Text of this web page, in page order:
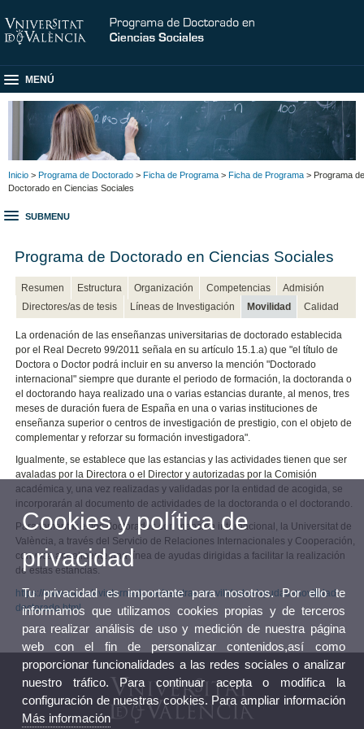
MENÚ
Inicio > Programa de Doctorado > Ficha de Programa > Ficha de Programa > Programa de
Doctorado en Ciencias Sociales
SUBMENU
Programa de Doctorado en Ciencias Sociales
Resumen Estructura Organización Competencias
Admisión
Directores/as de tesis
Líneas de Investigación Movilidad Calidad
La ordenación de las enseñanzas universitarias de doctorado establecida
por el Real Decreto 99/2011 señala en su artículo 15.1.a) que "el título de
Doctora o Doctor podrá incluir en su anverso la mención "Doctorado
internacional" siempre que durante el periodo de formación, la doctoranda o
el doctorando haya realizado una o varias estancias durante, al menos, tres
meses de duración fuera de España en una o varias instituciones de
enseñanza superior o centros de investigación de prestigio, con el objeto de
complementar y reforzar su formación investigadora".
Igualmente, se establece que las estancias y las actividades tienen que ser
avaladas por la Directora o el Director y autorizadas por la Comisión
académica y, una vez realizadas y validadas por la entidad de acogida, se
incorporarán al documento de actividades de la doctoranda o el doctorando.
Para fomentar estos doctorados con mención internacional, la Universitat de
València, a través del Servicio de Relaciones Internacionales y Cooperación,
convoca anualmente una línea de ayudas dirigidas a facilitar la realización
de estas estancias.
https://www.uv.es/uvinternacional/es/otras-movilidades/ayudas-movilidad-
doctorado.html
Cookies y política de
privacidad
Tu privacidad es importante para nosotros. Por ello te
informamos que utilizamos cookies propias y de terceros
para realizar análisis de uso y medición de nuestra página
web con el fin de personalizar contenidos,así como
proporcionar funcionalidades a las redes sociales o analizar
nuestro tráfico. Para continuar acepta o modifica la
configuración de nuestras cookies. Para ampliar información
Más información